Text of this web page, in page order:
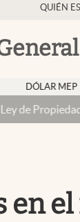
QUIÉN
$ 1521,52
sin el
en